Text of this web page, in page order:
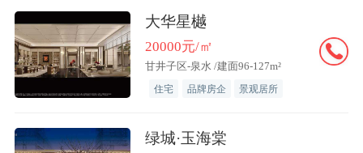
对于改善养老的您来说，绿城山与墅不仅
仅是一个居住的地方，更是一种生活的享
受。在这里，您可以告别城市的喧嚣与纷
扰，回归到内心的宁静与平和。园区内优
吸都充满了生命的活力。完善的配套设
大华星樾
20000元/㎡
甘井子区-泉水 /建面96-127m²
住宅 品牌房企 景观居所
绿城·玉海棠